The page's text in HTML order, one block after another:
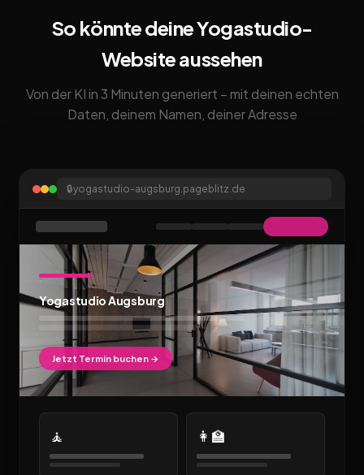
So könnte deine Yogastudio-
Website aussehen
Von der KI in 3 Minuten generiert – mit deinen echten
Daten, deinem Namen, deiner Adresse
🔒yogastudio-augsburg.pageblitz.de
Yogastudio Augsburg
Jetzt Termin buchen →
🧘 👩‍🏫